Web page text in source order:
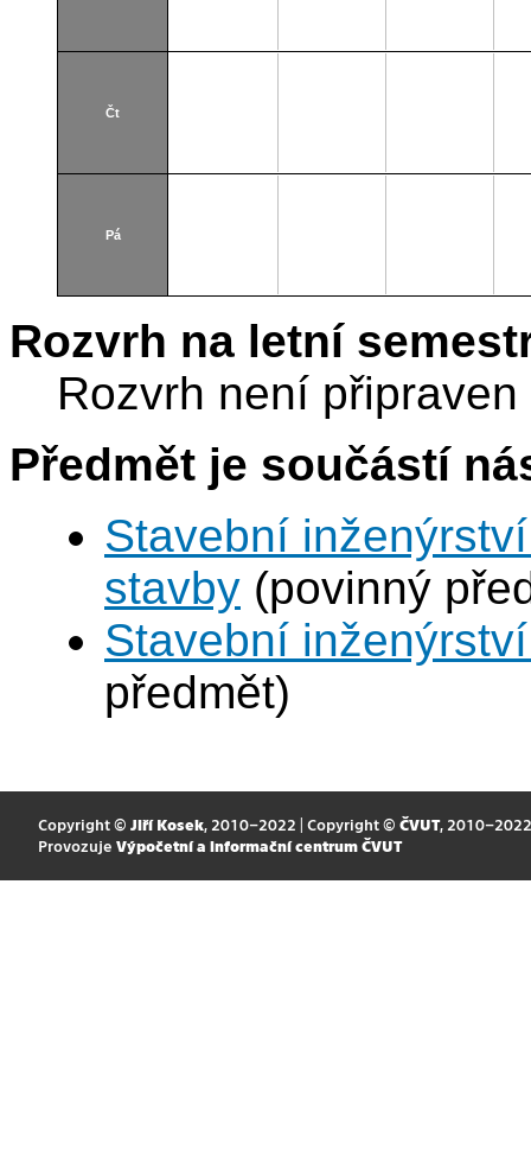
Čt
Pá
Rozvrh na letní
Rozvrh není připraven
Předmět je součástí
Stavební
stavby (povinný
Stavební
předmět)
Copyright © Jiří Kosek, 2010–2022 | Copyright © ČVUT, 2010–2022
Provozuje Výpočetní a informační centrum ČVUT